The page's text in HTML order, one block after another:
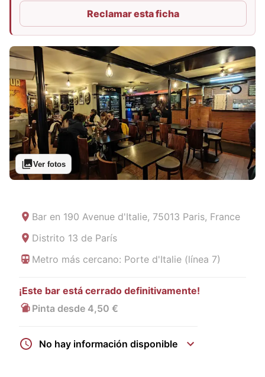
Reclamar esta ficha
Ver fotos
Bar en 190 Avenue d'Italie, 75013 Paris, France
Distrito 13 de París
Metro más cercano: Porte d'Italie (línea 7)
¡Este bar está cerrado definitivamente!
Pinta desde 4,50 €
No hay información disponible